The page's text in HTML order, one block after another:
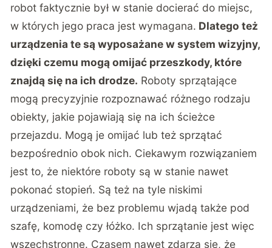
robot faktycznie był w stanie docierać do miejsc,
w których jego praca jest wymagana. Dlatego też
urządzenia te są wyposażane w system wizyjny,
dzięki czemu mogą omijać przeszkody, które
znajdą się na ich drodze. Roboty sprzątające
mogą precyzyjnie rozpoznawać różnego rodzaju
obiekty, jakie pojawiają się na ich ścieżce
przejazdu. Mogą je omijać lub też sprzątać
bezpośrednio obok nich. Ciekawym rozwiązaniem
jest to, że niektóre roboty są w stanie nawet
pokonać stopień. Są też na tyle niskimi
urządzeniami, że bez problemu wjadą także pod
szafę, komodę czy łóżko. Ich sprzątanie jest więc
wszechstronne. Czasem nawet zdarza się, że